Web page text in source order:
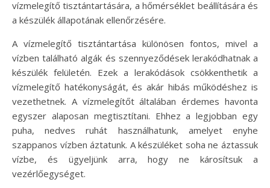
vízmelegítő tisztántartására, a hőmérséklet beállítására és
a készülék állapotának ellenőrzésére.
A vízmelegítő tisztántartása különösen fontos, mivel a
vízben található algák és szennyeződések lerakódhatnak a
készülék felületén. Ezek a lerakódások csökkenthetik a
vízmelegítő hatékonyságát, és akár hibás működéshez is
vezethetnek. A vízmelegítőt általában érdemes havonta
egyszer alaposan megtisztítani. Ehhez a legjobban egy
puha, nedves ruhát használhatunk, amelyet enyhe
szappanos vízben áztatunk. A készüléket soha ne áztassuk
vízbe, és ügyeljünk arra, hogy ne károsítsuk a
vezérlőegységet.